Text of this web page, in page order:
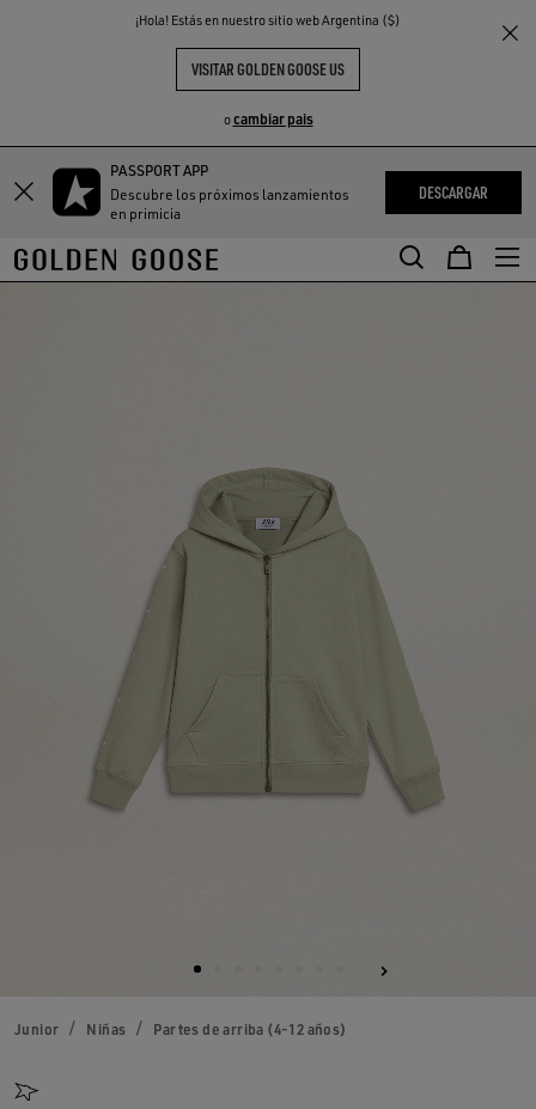
¡Hola! Estás en nuestro sitio web Argentina ($)
VISITAR GOLDEN GOOSE US
ocambiar pais
PASSPORT APP
Descubre los próximos lanzamientos
en primicia
DESCARGAR
THE
COMMUNITY
Junior Niñas Partes de arriba (4-12 años)